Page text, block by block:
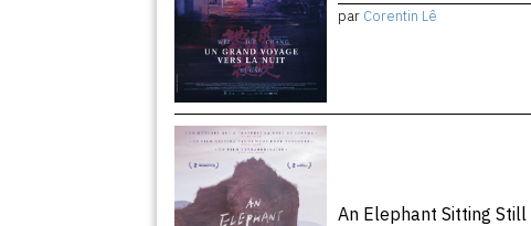
par Corentin Lê
An Elephant Sitting Still